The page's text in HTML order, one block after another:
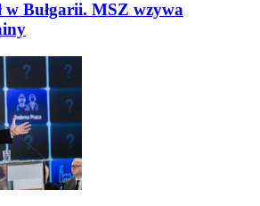
w Bułgarii. MSZ wzywa